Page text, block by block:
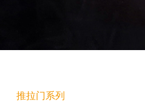
推拉门系列